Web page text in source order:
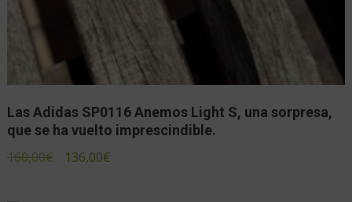
Las Adidas SP0116 Anemos Light S, una sorpresa,
que se ha vuelto imprescindible.
160,00€ 136,00€